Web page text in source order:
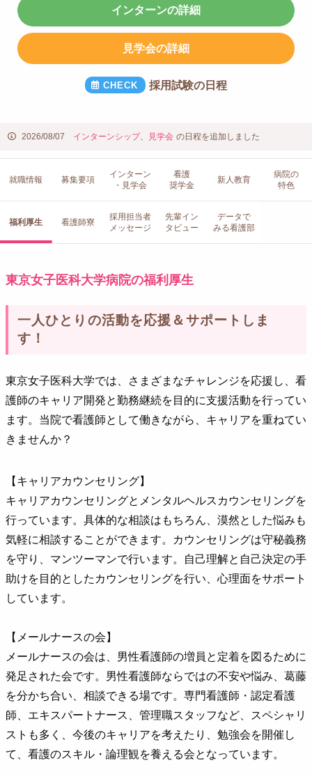
インターンの詳細
見学会の詳細
採用試験の日程
2026/08/07 インターンシップ、 見学会 の日程を追加しました
就職情報 募集要項
インターン
・見学会
看護
奨学金
新人教育
病院の
特色
福利厚生 看護師寮
採用担当者
メッセージ
先輩イン
タビュー
データで
みる看護部
東京女子医科大学病院の福利厚生
一人ひとりの活動を応援＆サポートしま
す！
東京女子医科大学では、さまざまなチャレンジを応援し、看
護師のキャリア開発と勤務継続を目的に支援活動を行ってい
ます。当院で看護師として働きながら、キャリアを重ねてい
きませんか？
【キャリアカウンセリング】
キャリアカウンセリングとメンタルヘルスカウンセリングを
行っています。具体的な相談はもちろん、漠然とした悩みも
気軽に相談することができます。カウンセリングは守秘義務
を守り、マンツーマンで行います。自己理解と自己決定の手
助けを目的としたカウンセリングを行い、心理面をサポート
しています。
【メールナースの会】
メールナースの会は、男性看護師の増員と定着を図るために
発足された会です。男性看護師ならではの不安や悩み、葛藤
を分かち合い、相談できる場です。専門看護師・認定看護
師、エキスパートナース、管理職スタッフなど、スペシャリ
ストも多く、今後のキャリアを考えたり、勉強会を開催し
て、看護のスキル・論理観を養える会となっています。